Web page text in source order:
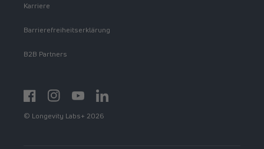
Karriere
Barrierefreiheitserklärung
B2B Partners
FacebookInstagramYouTubehttps://www.linkedin.com/showcase/
© Longevity Labs+ 2026